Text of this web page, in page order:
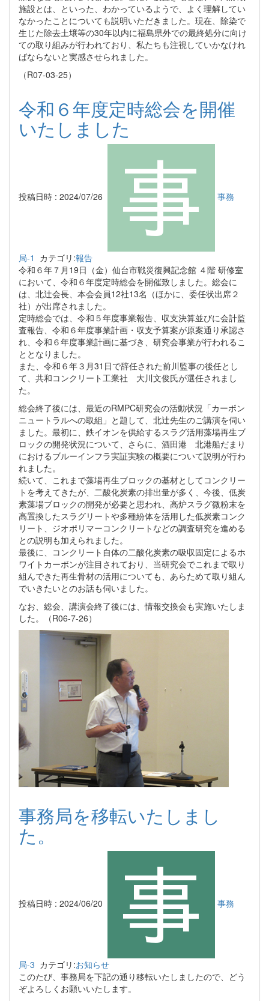
施設とは、といった、わかっているようで、よく理解してい
なかったことについても説明いただきました。現在、除染で
生じた除去土壌等の30年以内に福島県外での最終処分に向け
ての取り組みが行われており、私たちも注視していかなけれ
ばならないと実感させられました。
（R07-03-25）
令和６年度定時総会を開催
いたしました
投稿日時 : 2024/07/26 事務
局-1 カテゴリ:報告
令和６年７月19日（金）仙台市戦災復興記念館 ４階 研修室
において、令和６年度定時総会を開催致しました。総会に
は、北辻会長、本会会員12社13名（ほかに、委任状出席２
社）が出席されました。
定時総会では、令和５年度事業報告、収支決算並びに会計監
査報告、令和６年度事業計画・収支予算案が原案通り承認さ
れ、令和６年度事業計画に基づき、研究会事業が行われるこ
ととなりました。
また、令和６年３月31日で辞任された前川監事の後任とし
て、共和コンクリート工業社 大川文俊氏が選任されまし
た。
総会終了後には、最近のRMPC研究会の活動状況「カーボン
ニュートラルへの取組」と題して、北辻先生のご講演を伺い
ました。最初に、鉄イオンを供給するスラグ活用藻場再生ブ
ロックの開発状況について、さらに、酒田港 北港船だまり
におけるブルーインフラ実証実験の概要について説明が行わ
れました。
続いて、これまで藻場再生ブロックの基材としてコンクリー
トを考えてきたが、二酸化炭素の排出量が多く、今後、低炭
素藻場ブロックの開発が必要と思われ、高炉スラグ微粉末を
高置換したスラグリートや多種紛体を活用した低炭素コンク
リート、ジオポリマーコンクリートなどの調査研究を進める
との説明も加えられました。
最後に、コンクリート自体の二酸化炭素の吸収固定によるホ
ワイトカーボンが注目されており、当研究会でこれまで取り
組んできた再生骨材の活用についても、あらためて取り組ん
でいきたいとのお話も伺いました。
なお、総会、講演会終了後には、情報交換会も実施いたしま
した。（R06-7-26）
事務局を移転いたしまし
た。
投稿日時 : 2024/06/20 事務
局-3 カテゴリ:お知らせ
このたび、事務局を下記の通り移転いたしましたので、どう
ぞよろしくお願いいたします。